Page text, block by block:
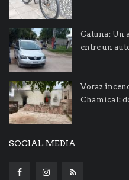
Catuna: Un
entre un
Voraz
Chamical:
SOCIAL MEDIA